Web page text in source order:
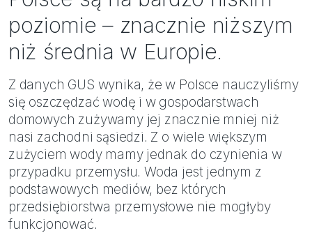
poziomie – znacznie niższym
niż średnia w Europie.
Z danych GUS wynika, że w Polsce nauczyliśmy
się oszczędzać wodę i w gospodarstwach
domowych zużywamy jej znacznie mniej niż
nasi zachodni sąsiedzi. Z o wiele większym
zużyciem wody mamy jednak do czynienia w
przypadku przemysłu. Woda jest jednym z
podstawowych mediów, bez których
przedsiębiorstwa przemysłowe nie mogłyby
funkcjonować.